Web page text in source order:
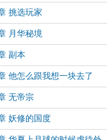
挑选玩家
月华秘境
副本
他怎么跟我想一块去了
无帝宗
妖修的国度